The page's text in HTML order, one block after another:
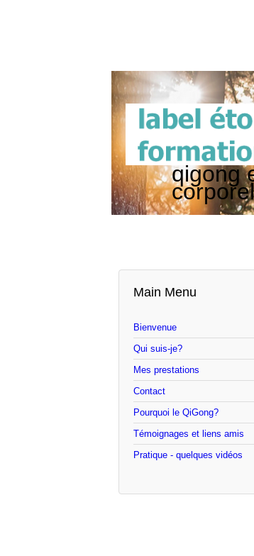
qigong
Main Menu
Bienvenue
Qui suis-je?
Mes prestations
Contact
Pourquoi le QiGong?
Témoignages et liens amis
Pratique - quelques vidéos